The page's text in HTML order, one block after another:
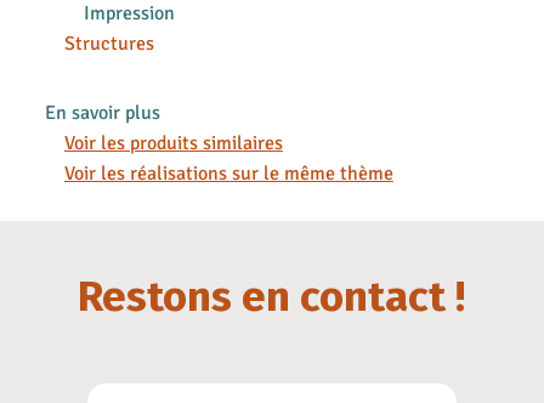
Impression
Structures
En savoir plus
Voir les produits similaires
Voir les réalisations sur le même thème
Restons en contact !